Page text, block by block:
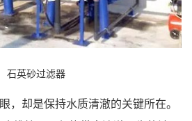
石英砂过滤器
，却是保持水质清澈的关键所在。